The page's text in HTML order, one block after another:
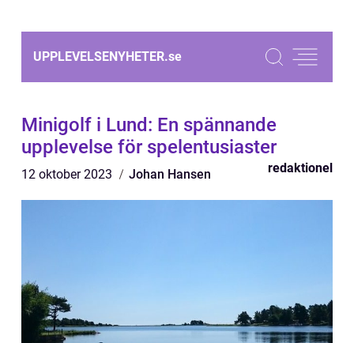
UPPLEVELSENYHETER.se
Minigolf i Lund: En spännande
upplevelse för spelentusiaster
12 oktober 2023 Johan Hansen redaktionel